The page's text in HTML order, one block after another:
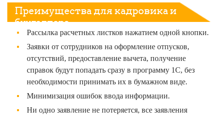
Преимущества для кадровика и
бухгалтера
Рассылка расчетных листков нажатием одной кнопки.
Заявки от сотрудников на оформление отпусков,
отсутствий, предоставление вычета, получение
справок будут попадать сразу в программу 1С, без
необходимости принимать их в бумажном виде.
Минимизация ошибок ввода информации.
Ни одно заявление не потеряется, все заявления